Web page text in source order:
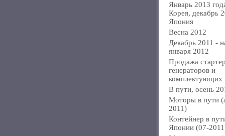
Январь 2013
Корея, декабрь
Япония
Весна 2012
Декабрь 2011 -
января 2012
Продажа
генераторов и
комплектующих
В пути, осень
Моторы в пути
2011)
Контейнер в
Японии (07-